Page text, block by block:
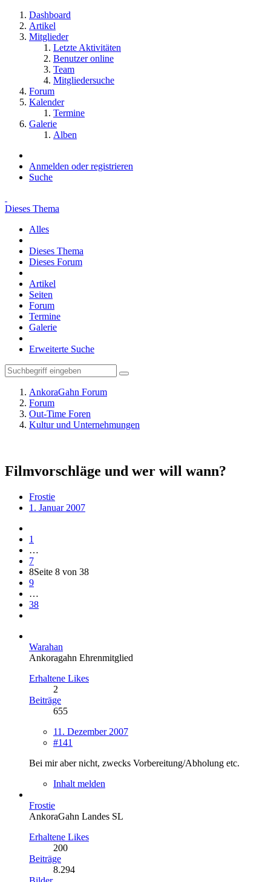
Dashboard
Artikel
Mitglieder
Letzte Aktivitäten
Benutzer online
Team
Mitgliedersuche
Forum
Kalender
Termine
Galerie
Alben
Anmelden oder registrieren
Suche
Dieses Thema
Alles
Dieses Thema
Dieses Forum
Artikel
Seiten
Forum
Termine
Galerie
Erweiterte Suche
AnkoraGahn Forum
Forum
Out-Time Foren
Kultur und Unternehmungen
Filmvorschläge und wer will wann?
Frostie
1. Januar 2007
1
…
7
8Seite 8 von 38
9
…
38
Warahan
Ankoragahn Ehrenmitglied
Erhaltene Likes
2
Beiträge
655
11. Dezember 2007
#141
Bei mir aber nicht, zwecks Vorbereitung/Abholung etc.
Inhalt melden
Frostie
AnkoraGahn Landes SL
Erhaltene Likes
200
Beiträge
8.294